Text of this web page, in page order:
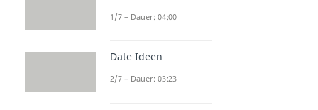
1/7 – Dauer: 04:00
Date Ideen
2/7 – Dauer: 03:23